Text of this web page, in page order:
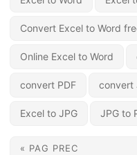
Convert Excel to Word
Online Excel to Word
convert PDF convert
Excel to JPG JPG to
« PAG PREC